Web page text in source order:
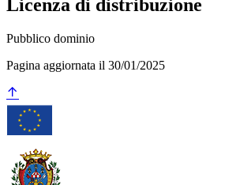
Licenza di distribuzione
Pubblico dominio
Pagina aggiornata il 30/01/2025